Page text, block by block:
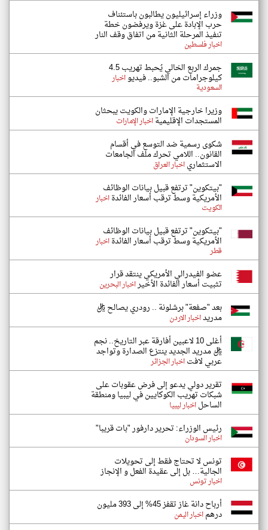
وزراء إسرائيليون يطالبون باستئناف
حرب الإبادة على غزة ويرفضون خطة
تنفيذ المرحلة الثانية من اتفاق وقف النار
اخبار فلسطين
جمرك الربع الخالي يُحبط تهريب 4.5
كيلوجرامات من الشبو.. فيديواخبار
السعودية
وزيرا خارجية الإمارات والكويت يبحثان
المستجدات الإقليميةاخبار الإمارات
شكوى رسمية ضد التوسع في أقسام
القانون.. اللامي تحرك ملف الجامعات
الاستثمارياخبار العراق
"بيتكوين" ترتفع قبيل بيانات الوظائف
الأمريكية وسط ترقب أسعار الفائدةاخبار
الكويت
"بيتكوين" ترتفع قبيل بيانات الوظائف
الأمريكية وسط ترقب أسعار الفائدةاخبار
قطر
عضو الفيدرالي الأمريكي ينتقد قرار
تثبيت أسعار الفائدة الأخيراخبار البحرين
بعد "صفعة" برشلونة .. رودري يصالح ريال
مدريداخبار الاردن
أغلى 10 لاعبين أفارقة عبر التاريخ.. نجم
ريال مدريد الجديد ينتزع الصدارة وتواجد
عربي لافتاخبار الجزائر
تقرير دولي يدعو إلى فرض عقوبات على
شبكات تهريب الكوكايين في ليبيا ومنطقة
الساحلاخبار ليبيا
رئيس الوزراء: تحرير دارفور "بات قريبا"
اخبار السودان
تونس لا تحتاج فقط إلى تحويلات
الجالية… بل إلى عقيدة الفعل و الإنجاز
اخبار تونس
أرباح دانة غاز تقفز 45% إلى 393 مليون
درهماخبار اليمن